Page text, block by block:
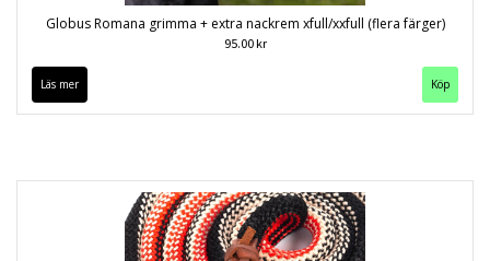
Globus Romana grimma + extra nackrem xfull/xxfull (flera färger)
95.00 kr
Läs mer Köp